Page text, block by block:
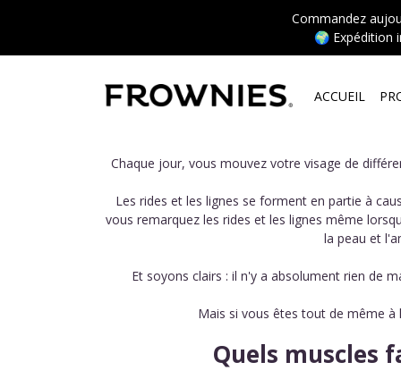
Commandez
🌍 Expédition
ACCUEIL
Chaque jour, vous mouvez votre visage de
Les rides et les lignes se forment en partie à
vous remarquez les rides et les lignes même
la peau et
Et soyons clairs : il n'y a absolument rien de
Mais si vous êtes tout de même à
Quels muscles